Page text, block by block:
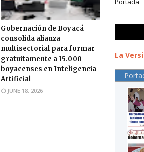
Gobernación de Boyacá
consolida alianza
multisectorial para formar
gratuitamente a 15.000
boyacenses en Inteligencia
Artificial
JUNE 18, 2026
La